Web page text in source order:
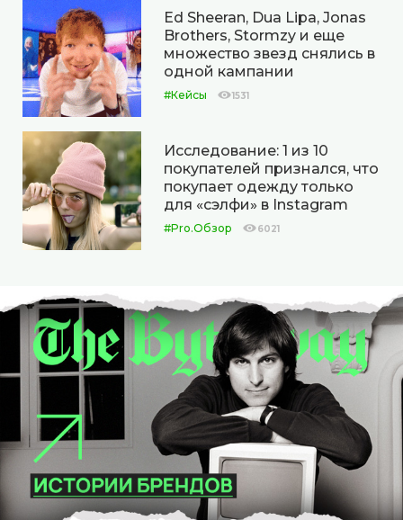
Ed Sheeran, Dua Lipa, Jonas
Brothers, Stormzy и еще
множество звезд снялись в
одной кампании
#Кейсы 1531
Исследование: 1 из 10
покупателей признался, что
покупает одежду только
для «сэлфи» в Instagram
#Pro.Обзор 6021